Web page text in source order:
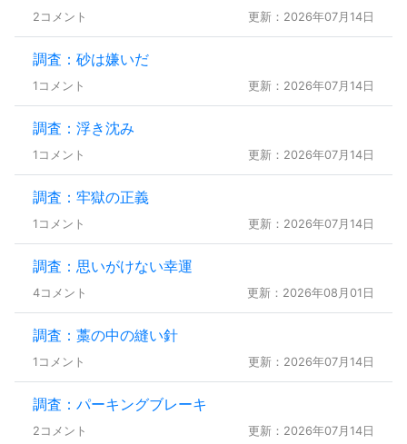
2コメント 更新：2026年07月14日
調査：砂は嫌いだ
1コメント 更新：2026年07月14日
調査：浮き沈み
1コメント 更新：2026年07月14日
調査：牢獄の正義
1コメント 更新：2026年07月14日
調査：思いがけない幸運
4コメント 更新：2026年08月01日
調査：藁の中の縫い針
1コメント 更新：2026年07月14日
調査：パーキングブレーキ
2コメント 更新：2026年07月14日